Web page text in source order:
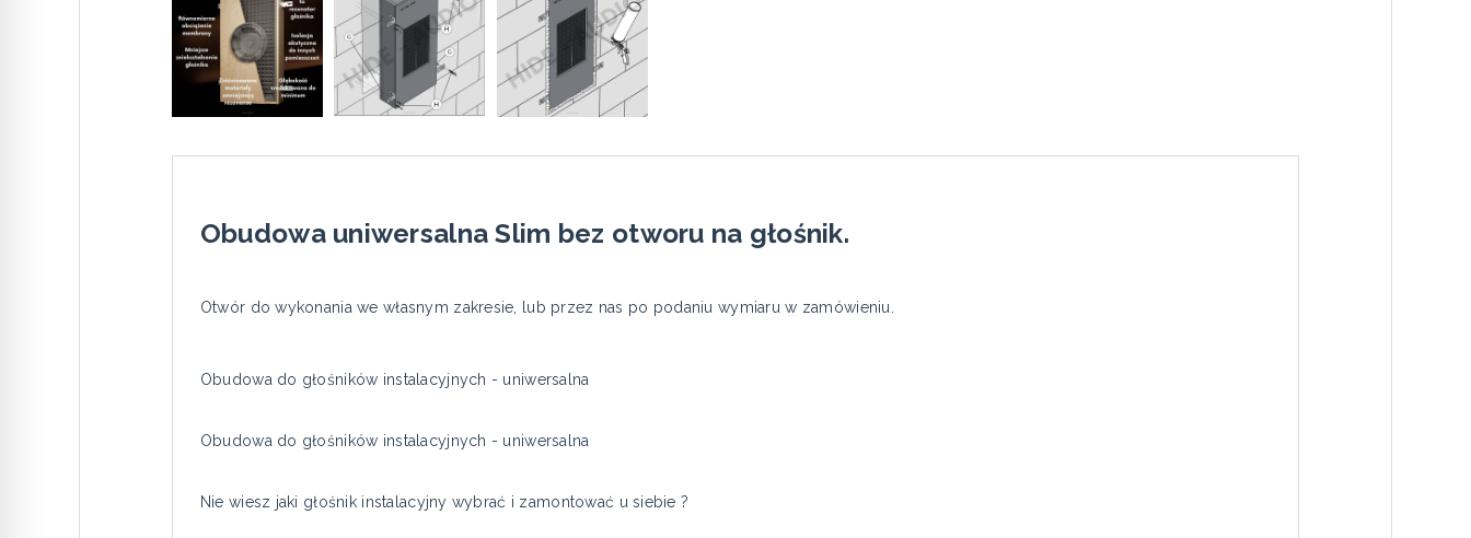
Obudowa uniwersalna Slim bez otworu na głośnik.
Otwór do wykonania we własnym zakresie, lub przez nas po podaniu wymiaru w zamówieniu.
Obudowa do głośników instalacyjnych - uniwersalna
Obudowa do głośników instalacyjnych - uniwersalna
Nie wiesz jaki głośnik instalacyjny wybrać i zamontować u siebie ?